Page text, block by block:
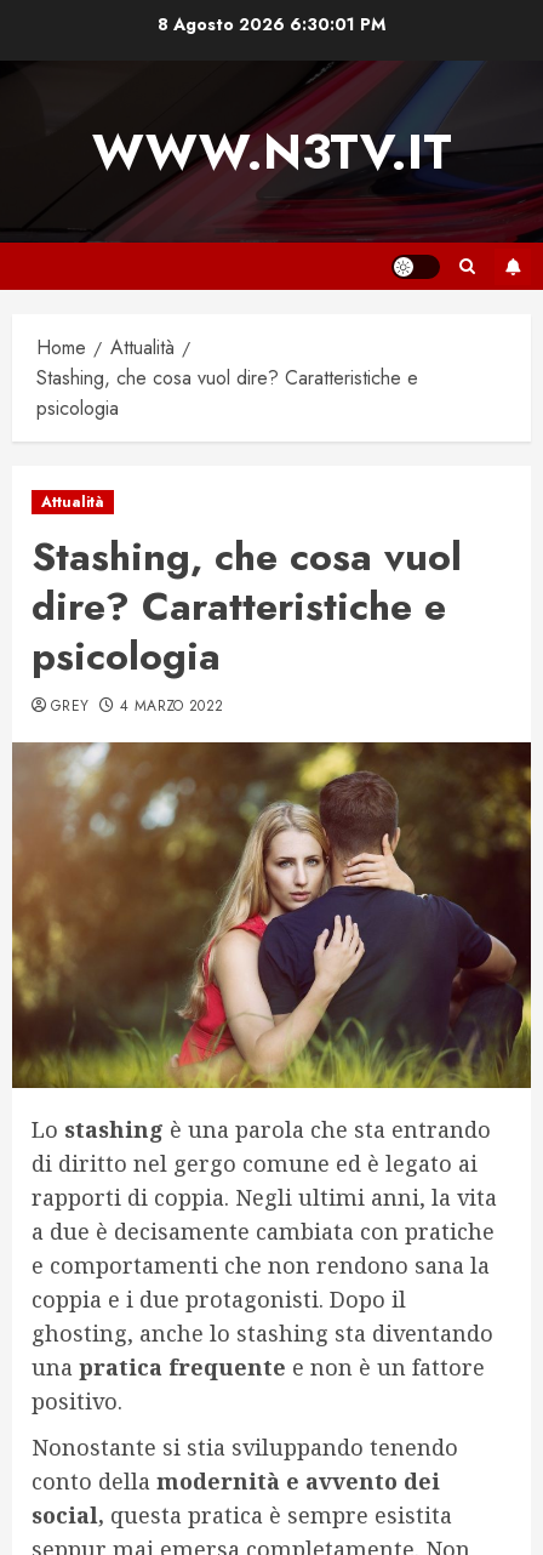
8 Agosto 2026 6:30:01 PM
WWW.N3TV.IT
Home
Attualità
Stashing, che cosa vuol dire? Caratteristiche e
psicologia
Attualità
Stashing, che cosa vuol
dire? Caratteristiche e
psicologia
GREY 4 MARZO 2022
Lo stashing è una parola che sta entrando
di diritto nel gergo comune ed è legato ai
rapporti di coppia. Negli ultimi anni, la vita
a due è decisamente cambiata con pratiche
e comportamenti che non rendono sana la
coppia e i due protagonisti. Dopo il
ghosting, anche lo stashing sta diventando
una pratica frequente e non è un fattore
positivo.
Nonostante si stia sviluppando tenendo
conto della modernità e avvento dei
social, questa pratica è sempre esistita